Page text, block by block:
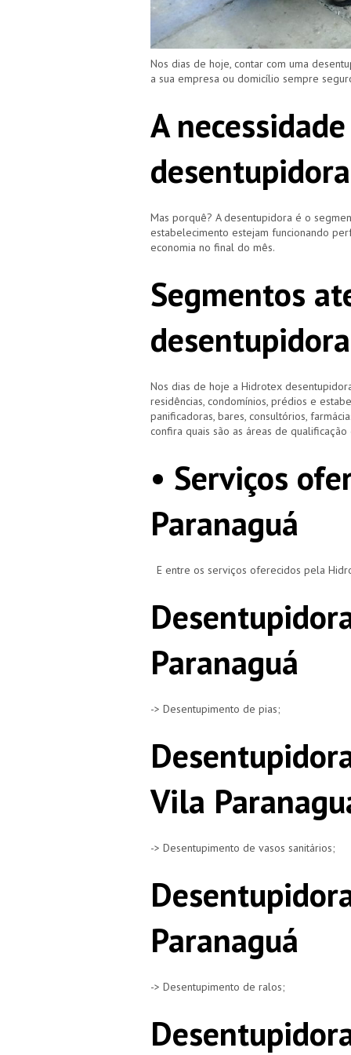
Nos dias de hoje, contar com uma
a sua empresa ou domicílio sempre
A
Mas porquê? A desentupidora é o
estabelecimento estejam funcionando
economia no final do mês.
Segmentos
Nos dias de hoje a Hidrotex
residências, condomínios, prédios e
panificadoras, bares, consultórios,
confira quais são as áreas de
• Serviços
Paranaguá
E entre os serviços oferecidos pela
Paranaguá
-> Desentupimento de pias;
Vila
-> Desentupimento de vasos sanitários;
Paranaguá
-> Desentupimento de ralos;